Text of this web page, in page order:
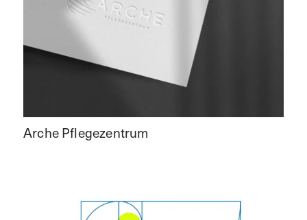
Arche Pflegezentrum